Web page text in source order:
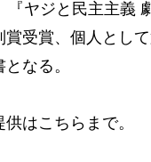
ヤジと民主主義
受賞、個人とし
なる。
はこちらまで。